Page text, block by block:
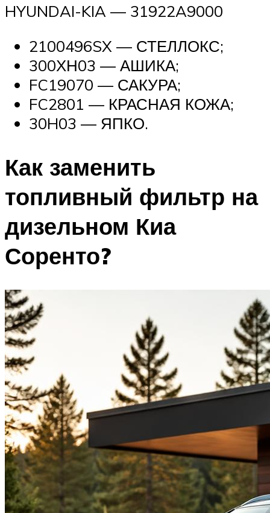
HYUNDAI-KIA — 31922A9000
2100496SX — СТЕЛЛОКС;
300ХН03 — АШИКА;
FC19070 — САКУРА;
FC2801 — КРАСНАЯ КОЖА;
30H03 — ЯПКО.
Как заменить
топливный фильтр на
дизельном Киа
Соренто?